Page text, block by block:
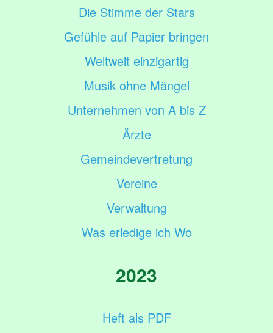
Die Stimme der Stars
Gefühle auf Papier bringen
Weltweit einzigartig
Musik ohne Mängel
Unternehmen von A bis Z
Ärzte
Gemeindevertretung
Vereine
Verwaltung
Was erledige ich Wo
2023
Heft als PDF